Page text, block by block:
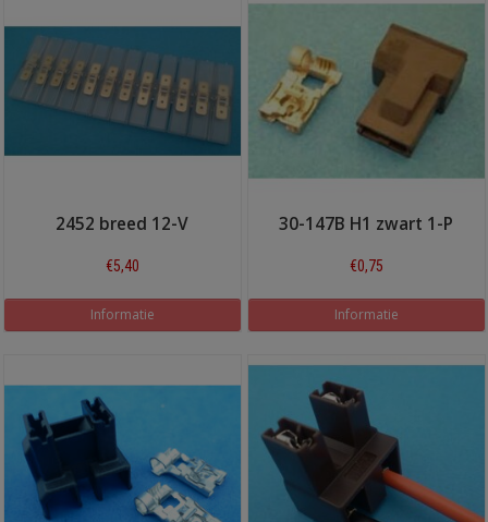
2452 breed 12-V
€5,40
Informatie
30-147B H1 zwart 1-P
€0,75
Informatie